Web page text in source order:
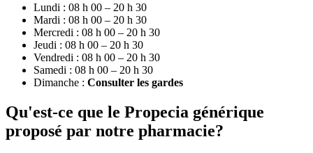
Lundi : 08 h 00 – 20 h 30
Mardi : 08 h 00 – 20 h 30
Mercredi : 08 h 00 – 20 h 30
Jeudi : 08 h 00 – 20 h 30
Vendredi : 08 h 00 – 20 h 30
Samedi : 08 h 00 – 20 h 30
Dimanche : Consulter les gardes
Qu'est-ce que le Propecia générique
proposé par notre pharmacie?